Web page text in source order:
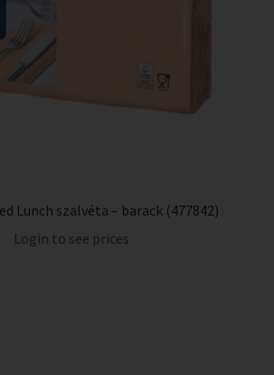
Lunch szalvéta – barack (477842)
Login to see prices